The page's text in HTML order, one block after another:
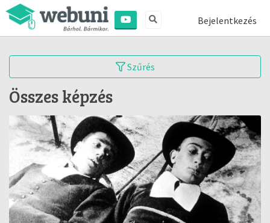
Bejelentkezés
Szűrés
Összes képzés